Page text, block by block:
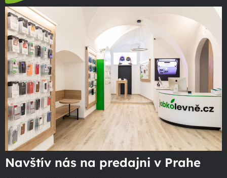
Navštív nás na predajni v Prahe